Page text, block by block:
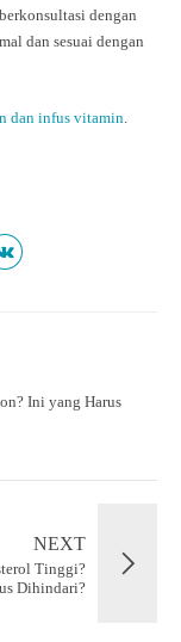
dengan
dan sesuai dengan
dan infus vitamin.
Ini yang Harus
NEXT
Tinggi?
Dihindari?